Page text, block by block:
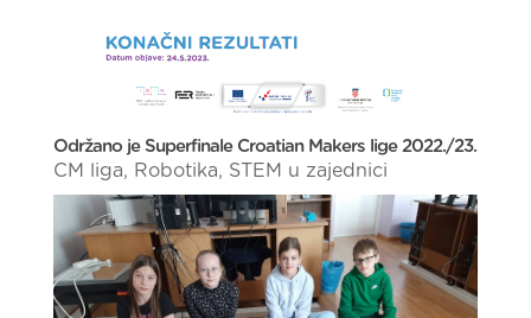
Održano je Superfinale Croatian Makers lige 2022./23.
CM liga, Robotika, STEM u zajednici